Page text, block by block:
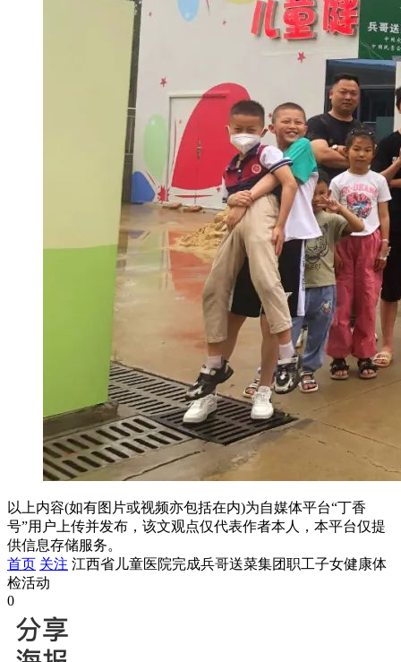
以上内容(如有图片或视频亦包括在内)为自媒体平台“丁香
号”用户上传并发布，该文观点仅代表作者本人，本平台仅提
供信息存储服务。
首页 关注 江西省儿童医院完成兵哥送菜集团职工子女健康体
检活动
0